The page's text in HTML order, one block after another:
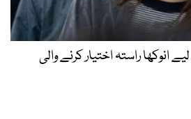
انوکھا راستہ اختیار کرنے والی